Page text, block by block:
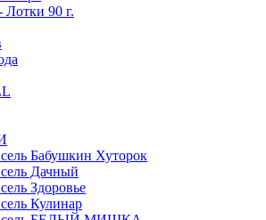
Лотки 90 г.
Бабушкин Хуторок
Дачный
Здоровье
Кулинар